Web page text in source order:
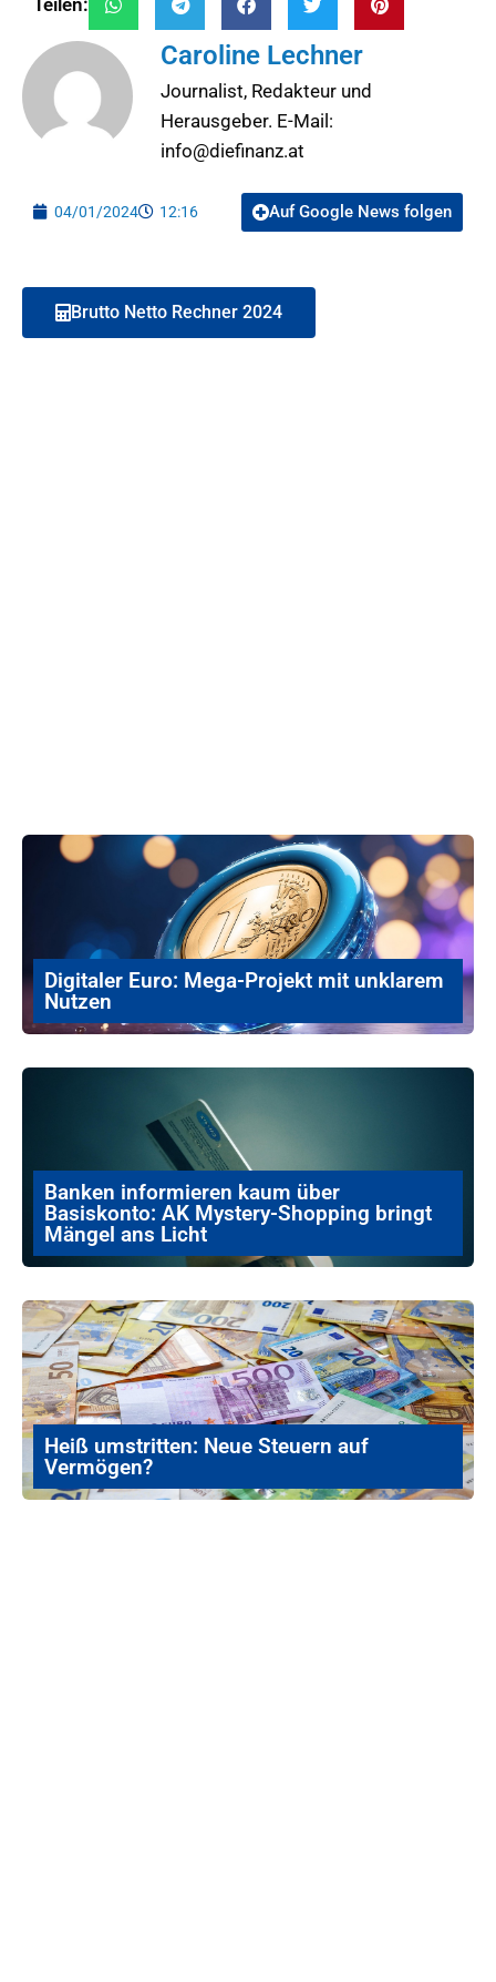
Teilen:
Caroline Lechner
Journalist, Redakteur und
Herausgeber. E-Mail:
info@diefinanz.at
04/01/2024 12:16 Auf Google News folgen
Brutto Netto Rechner 2024
Digitaler Euro: Mega-Projekt mit unklarem
Nutzen
Banken informieren kaum über
Basiskonto: AK Mystery-Shopping bringt
Mängel ans Licht
Heiß umstritten: Neue Steuern auf
Vermögen?